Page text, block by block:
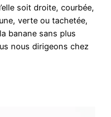
soit droite, courbée,
verte ou tachetée,
banane sans plus
nous dirigeons chez